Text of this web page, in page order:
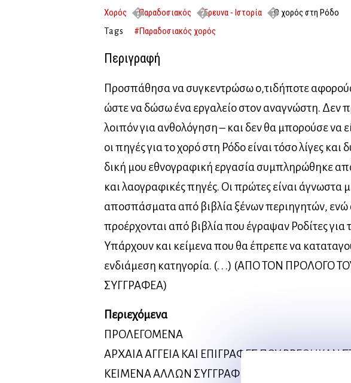
Χορός Παραδοσιακός Έρευνα - Ιστορία Ο χορός στη Ρόδο
Tags #Παραδοσιακός χορός
Περιγραφή
Προσπάθησα να συγκεντρώσω ο,τιδήποτε
ώστε να δώσω ένα εργαλείο στον αναγνώστη. Δεν
λοιπόν για ανθολόγηση – και δεν θα μπορούσε να
οι πηγές για το χορό στη Ρόδο είναι τόσο λίγες και
δική μου εθνογραφική εργασία συμπληρώθηκε
και λαογραφικές πηγές. Οι πρώτες είναι άγνωστα
αποσπάσματα από βιβλία ξένων περιηγητών, ενώ
προέρχονται από βιβλία που έγραψαν Ροδίτες για
Υπάρχουν και κείμενα που θα έπρεπε να
ενδιάμεση κατηγορία. (. . .) (ΑΠΟ ΤΟΝ ΠΡΟΛΟΓΟ
ΣΥΓΓΡΑΦΕΑ)
Περιεχόμενα
ΠΡΟΛΕΓΟΜΕΝΑ
ΑΡΧΑΙΑ ΑΓΓΕΙΑ ΚΑΙ ΕΠΙΓΡΑΦΕΣ ΠΟΥ ΒΡΕΘΗΚΑΝ
ΚΕΙΜΕΝΑ ΑΛΛΩΝ ΣΥΓΓΡΑΦΕΩΝ